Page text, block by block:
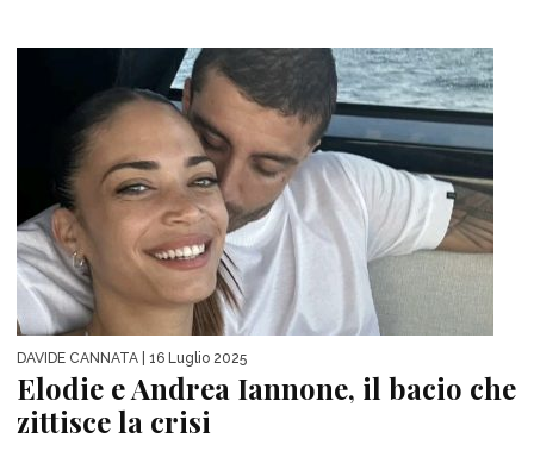
DAVIDE CANNATA | 16 Luglio 2025
Elodie e Andrea Iannone, il bacio che
zittisce la crisi